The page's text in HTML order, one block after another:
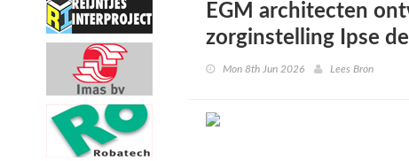
EGM architecten
zorginstelling Ipse
Mon 8th Jun 2026 Lees Bron